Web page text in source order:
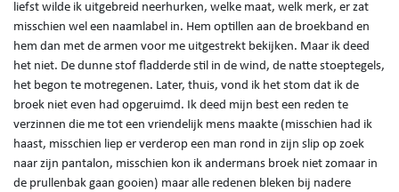
liefst wilde ik uitgebreid neerhurken, welke maat, welk merk, er zat
misschien wel een naamlabel in. Hem optillen aan de broekband en
hem dan met de armen voor me uitgestrekt bekijken. Maar ik deed
het niet. De dunne stof fladderde stil in de wind, de natte stoeptegels,
het begon te motregenen. Later, thuis, vond ik het stom dat ik de
broek niet even had opgeruimd. Ik deed mijn best een reden te
verzinnen die me tot een vriendelijk mens maakte (misschien had ik
haast, misschien liep er verderop een man rond in zijn slip op zoek
naar zijn pantalon, misschien kon ik andermans broek niet zomaar in
de prullenbak gaan gooien) maar alle redenen bleken bij nadere